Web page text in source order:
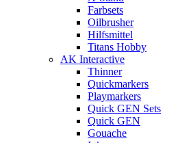
Farbsets
Oilbrusher
Hilfsmittel
Titans Hobby
AK Interactive
Thinner
Quickmarkers
Playmarkers
Quick GEN Sets
Quick GEN
Gouache